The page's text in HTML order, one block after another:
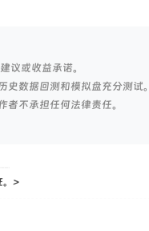
议或收益承诺。
数据回测和模拟盘充分测试。
不承担任何法律责任。
。>